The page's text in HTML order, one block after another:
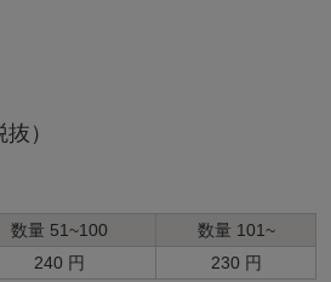
抜）
数量 51~100
数量 101~
240 円 230 円